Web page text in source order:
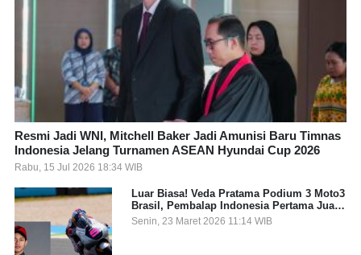
Resmi Jadi WNI, Mitchell Baker Jadi Amunisi Baru Timnas
Indonesia Jelang Turnamen ASEAN Hyundai Cup 2026
Rabu, 15 Jul 2026 18:34 WIB
Luar Biasa! Veda Pratama Podium 3 Moto3
Brasil, Pembalap Indonesia Pertama Juara
Grand Prix
Senin, 23 Maret 2026 11:14 WIB